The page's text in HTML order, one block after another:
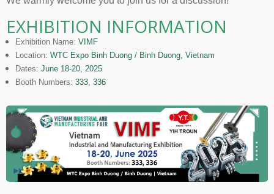
EXHIBITION INFORMATION
Exhibition Name: VIMF
Location: WTC Expo Binh Duong / Binh Duong, Vietnam
Dates: June 18-20, 2025
Booth Numbers: 333, 336